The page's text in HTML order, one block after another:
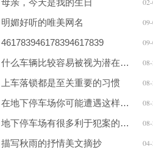
母亲，今天是我的生日
明媚好听的唯美网名
461783946178394617839
什么车辆比较容易被视为潜在目标？
上车落锁都是至关重要的习惯
在地下停车场你可能遭遇这样的危机
地下停车场有很多利于犯案的条件
描写秋雨的抒情美文摘抄